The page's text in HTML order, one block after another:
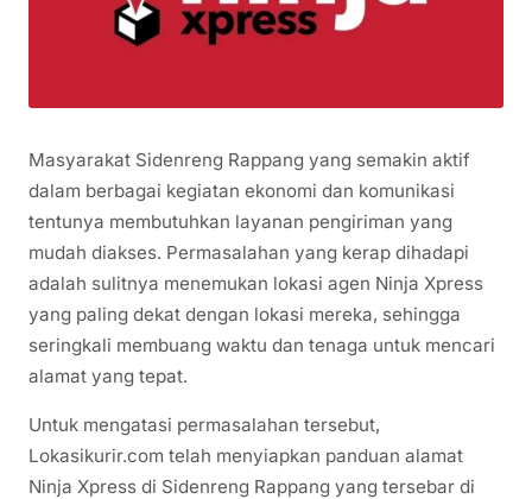
Masyarakat Sidenreng Rappang yang semakin aktif
dalam berbagai kegiatan ekonomi dan komunikasi
tentunya membutuhkan layanan pengiriman yang
mudah diakses. Permasalahan yang kerap dihadapi
adalah sulitnya menemukan lokasi agen Ninja Xpress
yang paling dekat dengan lokasi mereka, sehingga
seringkali membuang waktu dan tenaga untuk mencari
alamat yang tepat.
Untuk mengatasi permasalahan tersebut,
Lokasikurir.com telah menyiapkan panduan alamat
Ninja Xpress di Sidenreng Rappang yang tersebar di